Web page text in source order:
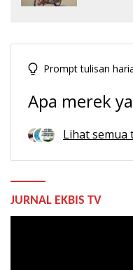
Prompt tulisan
Apa merek
Lihat semua
JURNAL EKBIS TV